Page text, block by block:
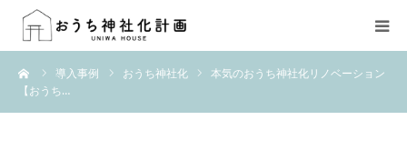
導入事例 おうち神社化
本気のおうち神社化リノベーション
【おうち…
HOME